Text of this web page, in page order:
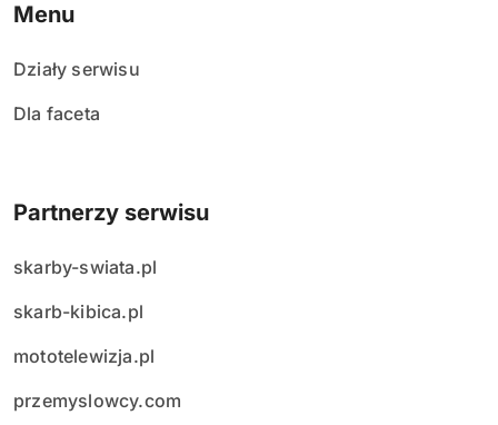
Menu
Działy serwisu
Dla faceta
Partnerzy serwisu
skarby-swiata.pl
skarb-kibica.pl
mototelewizja.pl
przemyslowcy.com